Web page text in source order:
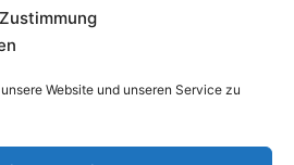
Website und unseren Service zu